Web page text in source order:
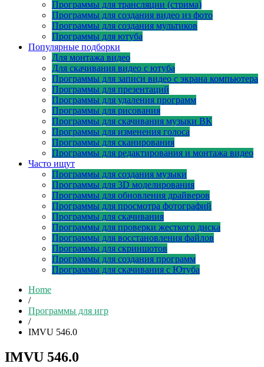
Программы для трансляции (стрима)
Программы для создания видео из фото
Программы для создания мультиков
Программы для ютуба
Популярные подборки
Для монтажа видео
Для скачивания видео с ютуба
Программы для записи видео с экрана компьютера
Программы для презентаций
Программы для удаления программ
Программы для рисования
Программы для скачивания музыки ВК
Программы для изменения голоса
Программы для сканирования
Программы для редактирования и монтажа видео
Часто ищут
Программы для создания музыки
Программы для 3D моделирования
Программы для обновления драйверов
Программы для просмотра фотографий
Программы для скачивания
Программы для проверки жесткого диска
Программы для восстановления файлов
Программы для скриншотов
Программы для создания программ
Программы для скачивания с Ютуба
Home
/
Программы для игр
/
IMVU 546.0
IMVU 546.0